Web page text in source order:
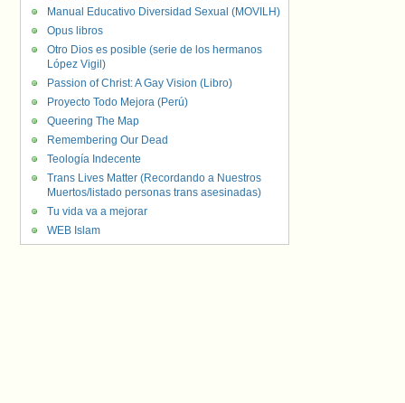
Manual Educativo Diversidad Sexual (MOVILH)
Opus libros
Otro Dios es posible (serie de los hermanos
López Vigil)
Passion of Christ: A Gay Vision (Libro)
Proyecto Todo Mejora (Perú)
Queering The Map
Remembering Our Dead
Teología Indecente
Trans Lives Matter (Recordando a Nuestros
Muertos/listado personas trans asesinadas)
Tu vida va a mejorar
WEB Islam